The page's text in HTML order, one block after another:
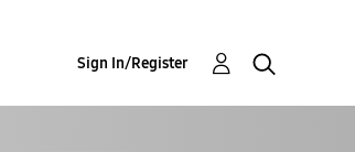
Sign In/Register